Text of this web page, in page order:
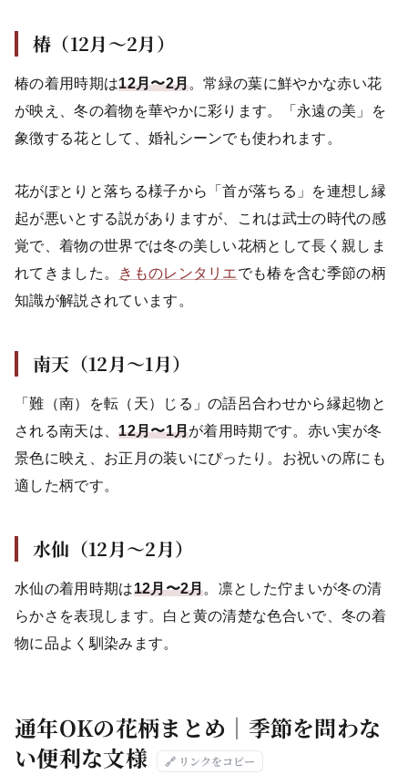
椿（12月〜2月）
椿の着用時期は12月〜2月。常緑の葉に鮮やかな赤い花
が映え、冬の着物を華やかに彩ります。「永遠の美」を
象徴する花として、婚礼シーンでも使われます。
花がぽとりと落ちる様子から「首が落ちる」を連想し縁
起が悪いとする説がありますが、これは武士の時代の感
覚で、着物の世界では冬の美しい花柄として長く親しま
れてきました。
きものレンタリエでも椿を含む季節の柄
知識が解説されています。
南天（12月〜1月）
「難（南）を転（天）じる」の語呂合わせから縁起物と
される南天は、12月〜1月が着用時期です。赤い実が冬
景色に映え、お正月の装いにぴったり。お祝いの席にも
適した柄です。
水仙（12月〜2月）
水仙の着用時期は12月〜2月。凛とした佇まいが冬の清
らかさを表現します。白と黄の清楚な色合いで、冬の着
物に品よく馴染みます。
通年OKの花柄まとめ｜季節を問わな
い便利な文様
🔗 リンクをコピー